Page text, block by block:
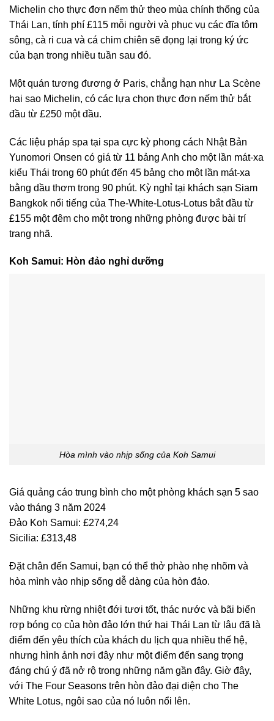
Michelin cho thực đơn nếm thử theo mùa chính thống của
Thái Lan, tính phí £115 mỗi người và phục vụ các đĩa tôm
sông, cà ri cua và cá chim chiên sẽ đọng lại trong ký ức
của bạn trong nhiều tuần sau đó.
Một quán tương đương ở Paris, chẳng hạn như La Scène
hai sao Michelin, có các lựa chọn thực đơn nếm thử bắt
đầu từ £250 một đầu.
Các liệu pháp spa tại spa cực kỳ phong cách Nhật Bản
Yunomori Onsen có giá từ 11 bảng Anh cho một lần mát-xa
kiểu Thái trong 60 phút đến 45 bảng cho một lần mát-xa
bằng dầu thơm trong 90 phút. Kỳ nghỉ tại khách sạn Siam
Bangkok nổi tiếng của The-White-Lotus-Lotus bắt đầu từ
£155 một đêm cho một trong những phòng được bài trí
trang nhã.
Koh Samui: Hòn đảo nghỉ dưỡng
Hòa mình vào nhịp sống của Koh Samui
Giá quảng cáo trung bình cho một phòng khách sạn 5 sao
vào tháng 3 năm 2024
Đảo Koh Samui: £274,24
Sicilia: £313,48
Đặt chân đến Samui, bạn có thể thở phào nhẹ nhõm và
hòa mình vào nhịp sống dễ dàng của hòn đảo.
Những khu rừng nhiệt đới tươi tốt, thác nước và bãi biển
rợp bóng cọ của hòn đảo lớn thứ hai Thái Lan từ lâu đã là
điểm đến yêu thích của khách du lịch qua nhiều thế hệ,
nhưng hình ảnh nơi đây như một điểm đến sang trọng
đáng chú ý đã nở rộ trong những năm gần đây. Giờ đây,
với The Four Seasons trên hòn đảo đại diện cho The
White Lotus, ngôi sao của nó luôn nổi lên.